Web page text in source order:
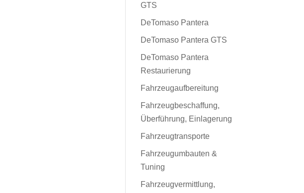
GTS
DeTomaso Pantera
DeTomaso Pantera GTS
DeTomaso Pantera
Restaurierung
Fahrzeugaufbereitung
Fahrzeugbeschaffung,
Überführung, Einlagerung
Fahrzeugtransporte
Fahrzeugumbauten &
Tuning
Fahrzeugvermittlung,